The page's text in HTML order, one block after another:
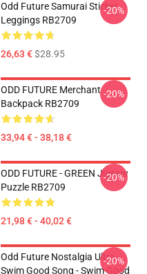
Odd Future Samurai Sticker
Leggings RB2709
26,63 €$28.95
-20%
ODD FUTURE Merchant
Backpack RB2709
33,94 € - 38,18 €
-20%
ODD FUTURE - GREEN Jigsaw
Puzzle RB2709
21,98 € - 40,02 €
-20%
Odd Future Nostalgia Ultra -
Swim Good Song - Swim Good
-20%